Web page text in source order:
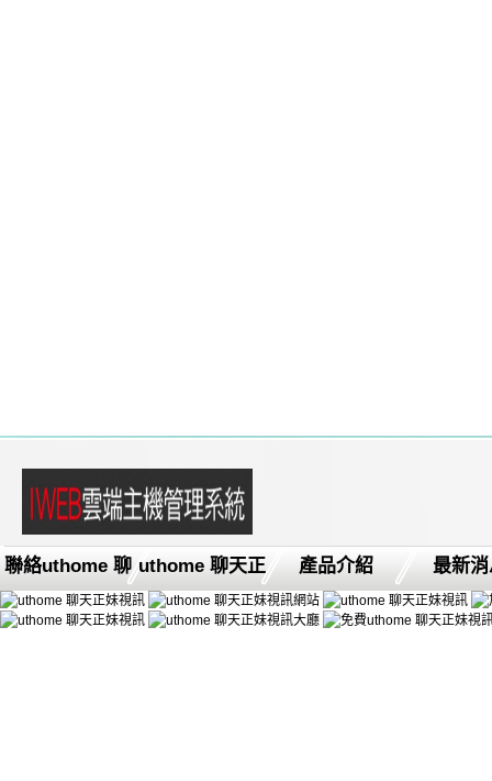
聯絡uthome 聊 uthome 聊天正 產品介紹 最新